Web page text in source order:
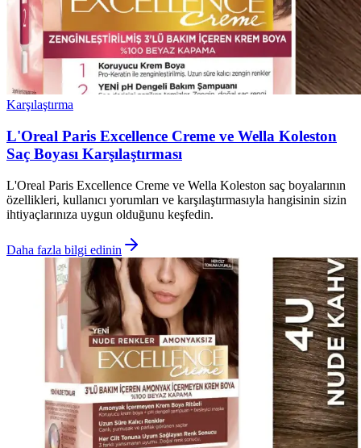
Karşılaştırma
L'Oreal Paris Excellence Creme ve Wella Koleston
Saç Boyası Karşılaştırması
L'Oreal Paris Excellence Creme ve Wella Koleston saç boyalarının
özellikleri, kullanıcı yorumları ve karşılaştırmasıyla hangisinin sizin
ihtiyaçlarınıza uygun olduğunu keşfedin.
Daha fazla bilgi edinin